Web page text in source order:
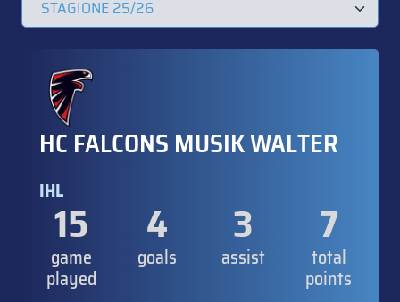
HC FALCONS MUSIK WALTER
IHL
15
game
played
4
goals
3
assist
7
total
points